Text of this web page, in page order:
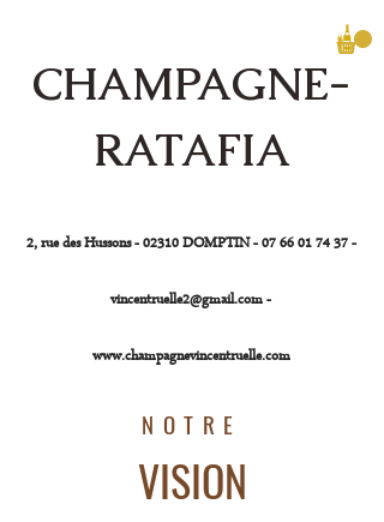
2, rue des Hussons - 02310 DOMPTIN -07 66 01 74 37-
vincentruelle2@gmail.com-
www.champagnevincentruelle.com
CHAMPAGNE-
RATAFIA
NOTRE
VISION